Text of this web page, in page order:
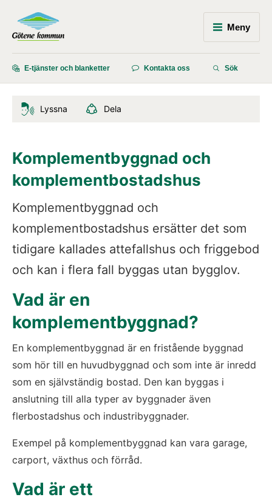
Meny
E-tjänster och blanketter Kontakta oss Sök
Lyssna Dela
Komplementbyggnad och
komplementbostadshus
Komplementbyggnad och
komplementbostadshus ersätter det som
tidigare kallades attefallshus och friggebod
och kan i flera fall byggas utan bygglov.
Vad är en
komplementbyggnad?
En komplementbyggnad är en fristående byggnad
som hör till en huvudbyggnad och som inte är inredd
som en självständig bostad. Den kan byggas i
anslutning till alla typer av byggnader även
flerbostadshus och industribyggnader.
Exempel på komplementbyggnad kan vara garage,
carport, växthus och förråd.
Vad är ett